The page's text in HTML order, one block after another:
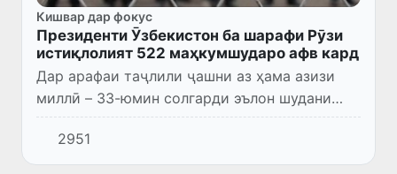
Кишвар дар фокус
Президенти Ӯзбекистон ба шарафи Рӯзи
истиқлолият 522 маҳкумшударо афв кард
Дар арафаи таҷлили ҷашни аз ҳама азизи
миллӣ – 33-юмин солгарди эълон шудани
истиқлолияти Ватани мо – Президенти
Ҷумҳурии Ӯзбекистон Шавкат Мирзиёев ба
фармон «Дар бораи афви гурӯҳ...
2951